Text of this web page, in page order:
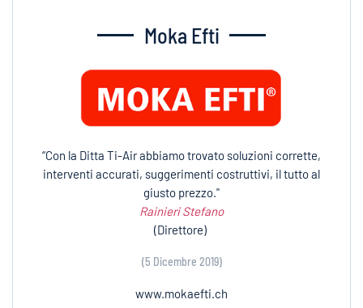
Moka Efti
“Con la Ditta Ti-Air abbiamo trovato soluzioni corrette,
interventi accurati, suggerimenti costruttivi, il tutto al
giusto prezzo."
Rainieri Stefano
(Direttore)
(5 Dicembre 2019)
www.mokaefti.ch